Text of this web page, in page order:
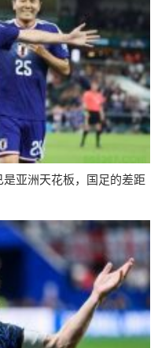
亚洲天花板，国足的差距